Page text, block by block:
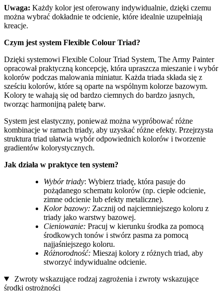
Uwaga: Każdy kolor jest oferowany indywidualnie, dzięki czemu
można wybrać dokładnie te odcienie, które idealnie uzupełniają
kreacje.
Czym jest system Flexible Colour Triad?
Dzięki systemowi Flexible Colour Triad System, The Army Painter
opracował praktyczną koncepcję, która upraszcza mieszanie i wybór
kolorów podczas malowania miniatur. Każda triada składa się z
sześciu kolorów, które są oparte na wspólnym kolorze bazowym.
Kolory te wahają się od bardzo ciemnych do bardzo jasnych,
tworząc harmonijną paletę barw.
System jest elastyczny, ponieważ można wypróbować różne
kombinacje w ramach triady, aby uzyskać różne efekty. Przejrzysta
struktura triad ułatwia wybór odpowiednich kolorów i tworzenie
gradientów kolorystycznych.
Jak działa w praktyce ten system?
Wybór triady: Wybierz triadę, która pasuje do
pożądanego schematu kolorów (np. ciepłe odcienie,
zimne odcienie lub efekty metaliczne).
Kolor bazowy: Zacznij od najciemniejszego koloru z
triady jako warstwy bazowej.
Cieniowanie: Pracuj w kierunku środka za pomocą
środkowych tonów i stwórz pasma za pomocą
najjaśniejszego koloru.
Różnorodność: Mieszaj kolory z różnych triad, aby
stworzyć indywidualne odcienie.
Zwroty wskazujące rodzaj zagrożenia i zwroty wskazujące
środki ostrożności